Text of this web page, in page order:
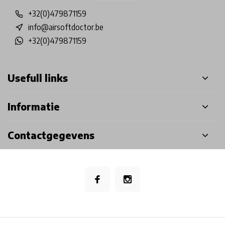
+32(0)479871159
info@airsoftdoctor.be
+32(0)479871159
Usefull links
Informatie
Contactgegevens